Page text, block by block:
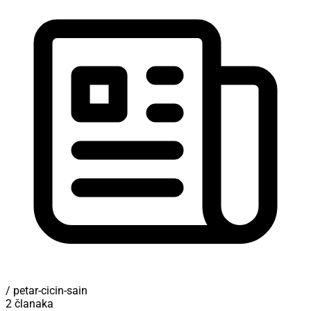
/ petar-cicin-sain
2 članaka